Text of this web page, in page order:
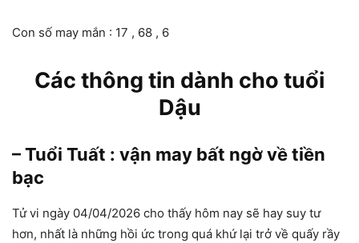
Con số may mắn : 17 , 68 , 6
Các thông tin dành cho tuổi
Dậu
– Tuổi Tuất : vận may bất ngờ về tiền
bạc
Tử vi ngày 04/04/2026 cho thấy hôm nay sẽ hay suy tư
hơn, nhất là những hồi ức trong quá khứ lại trở về quấy rầy